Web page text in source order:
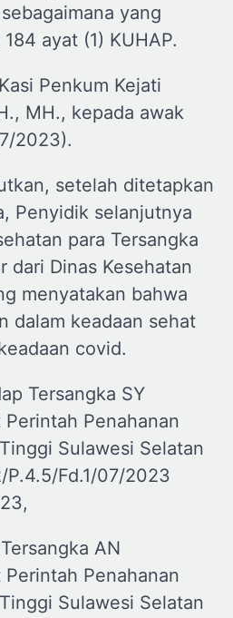
yang
ayat (1) KUHAP.
Penkum Kejati
MH., kepada awak
2023).
setelah ditetapkan
Penyidik selanjutnya
para Tersangka
dari Dinas Kesehatan
menyatakan bahwa
dalam keadaan sehat
covid.
Tersangka SY
Penahanan
Sulawesi Selatan
Fd.1/07/2023
AN
Penahanan
Sulawesi Selatan